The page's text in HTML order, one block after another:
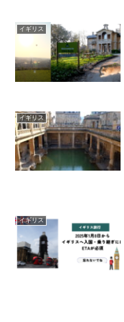
イギリス
イギリス
イギリス